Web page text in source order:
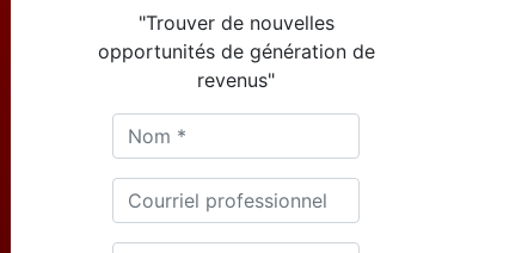
"Trouver de nouvelles
opportunités de génération de
revenus"